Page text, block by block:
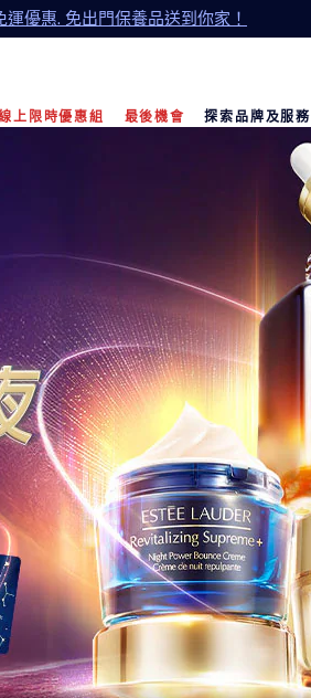
優惠. 免出門保養品送到你家！
上限時優惠組 最後機會 探索品牌及服務